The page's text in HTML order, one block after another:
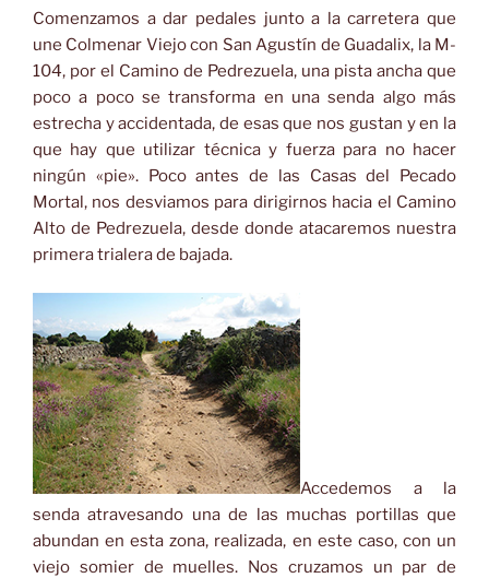
Comenzamos a dar pedales junto a la carretera que
une Colmenar Viejo con San Agustín de Guadalix, la M-
104, por el Camino de Pedrezuela, una pista ancha que
poco a poco se transforma en una senda algo más
estrecha y accidentada, de esas que nos gustan y en la
que hay que utilizar técnica y fuerza para no hacer
ningún «pie». Poco antes de las Casas del Pecado
Mortal, nos desviamos para dirigirnos hacia el Camino
Alto de Pedrezuela, desde donde atacaremos nuestra
primera trialera de bajada.
Accedemos a la
senda atravesando una de las muchas portillas que
abundan en esta zona, realizada, en este caso, con un
viejo somier de muelles. Nos cruzamos un par de